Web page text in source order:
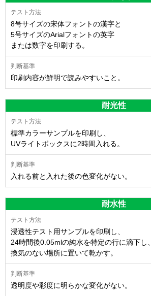
8号サイズの宋体フォントの漢字と
5号サイズのArialフォントの英字
または数字を印刷する。
印刷内容が鮮明で読みやすいこと。
耐光性
標準カラーサンプルを印刷し、
UVライトボックスに2時間入れる。
入れる前と入れた後の色変化がない。
耐水性
浸透性テスト用サンプルを印刷し、
24時間後0.05mlの純水を特定の行に滴下し、
換気のない場所に置いて乾かす。
透明度や彩度に明らかな変化がない。